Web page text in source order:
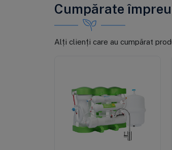
Cumpărate
Alți clienți care au cumpărat